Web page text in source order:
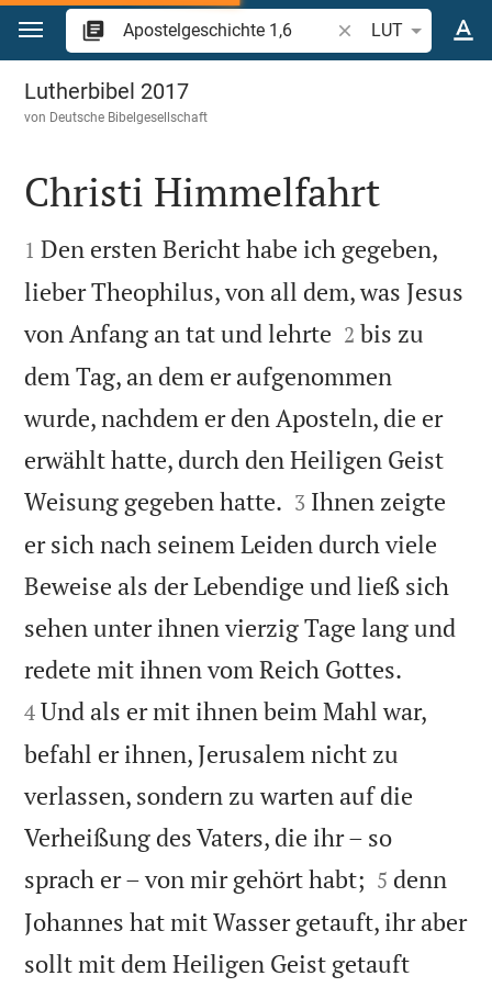
Zum Inhalt springen
Bibelstelle oder
LUT
Apostelgeschichte 1
Lutherbibel 2017
von Deutsche Bibelgesellschaft

Christi Himmelfahrt

1 Den ersten Bericht habe ich gegeben,
lieber Theophilus, von all dem, was Jesus
von Anfang an tat und lehrte 

2 bis zu
dem Tag, an dem er aufgenommen
wurde, nachdem er den Aposteln, die er
erwählt hatte, durch den Heiligen Geist
Weisung gegeben hatte. 

3 Ihnen zeigte
er sich nach seinem Leiden durch viele
Beweise als der Lebendige und ließ sich
sehen unter ihnen vierzig Tage lang und
redete mit ihnen vom Reich Gottes.
4 Und als er mit ihnen beim Mahl war,
befahl er ihnen, Jerusalem nicht zu
verlassen, sondern zu warten auf die
Verheißung des Vaters, die ihr – so
sprach er – von mir gehört habt; 

5 denn
Johannes hat mit Wasser getauft, ihr aber
sollt mit dem Heiligen Geist getauft